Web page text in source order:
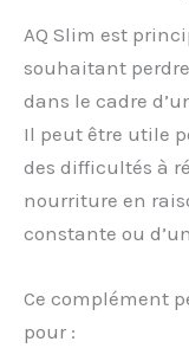
AQ Slim est
souhaitant
dans le cadre
Il peut être utile
des difficultés à
nourriture en
constante ou
Ce complément
pour :